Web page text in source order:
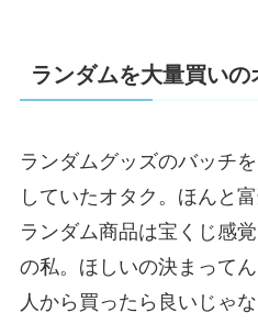
ランダムを大量買いの
ランダムグッズのバッチ
していたオタク。ほんと
ランダム商品は宝くじ感
の私。ほしいの決まって
人から買ったら良いじゃ